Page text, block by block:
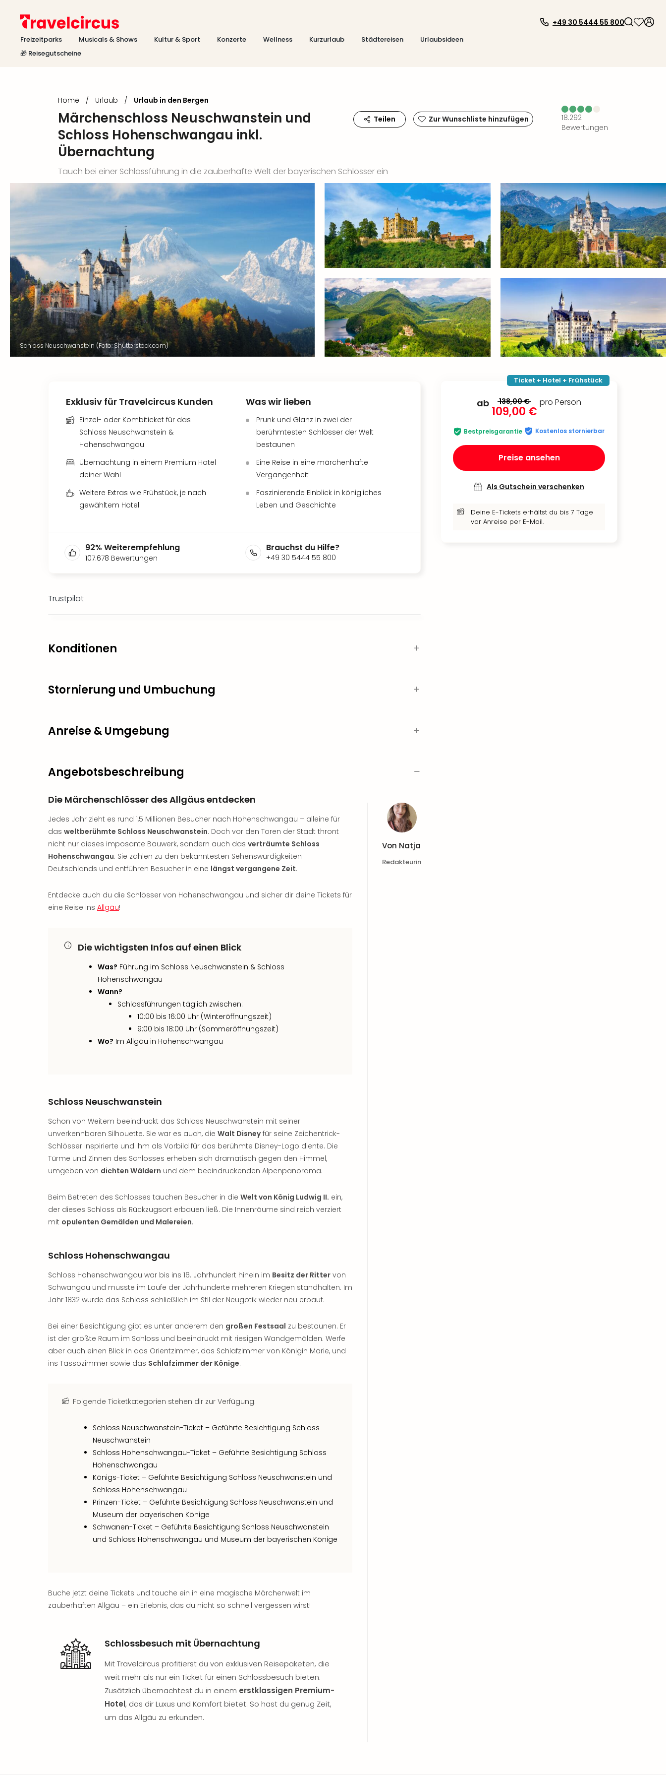
Freizeitparks Musicals & Shows Kultur & Sport Konzerte Wellness Kurzurlaub Städtereisen
Urlaubsideen
🎁 Reisegutscheine
+49 30 5444 55 800
Home / Urlaub / Urlaub in den Bergen
Märchenschloss Neuschwanstein und
Schloss Hohenschwangau inkl.
Übernachtung
Teilen Zur Wunschliste hinzufügen
18.292
Bewertungen
Tauch bei einer Schlossführung in die zauberhafte Welt der bayerischen Schlösser ein
Schloss Neuschwanstein (Foto: Shutterstock.com)
Ticket + Hotel + Frühstück
ab 138,00 €
109,00 €
pro Person
Bestpreisgarantie Kostenlos stornierbar
Preise ansehen
Als Gutschein verschenken
Deine E-Tickets erhältst du bis 7 Tage
vor Anreise per E-Mail.
Exklusiv für Travelcircus Kunden
Einzel- oder Kombiticket für das
Schloss Neuschwanstein &
Hohenschwangau
Übernachtung in einem Premium Hotel
deiner Wahl
Weitere Extras wie Frühstück, je nach
gewähltem Hotel
Was wir lieben
Prunk und Glanz in zwei der
berühmtesten Schlösser der Welt
bestaunen
Eine Reise in eine märchenhafte
Vergangenheit
Faszinierende Einblick in königliches
Leben und Geschichte
92% Weiterempfehlung
107.678 Bewertungen
Brauchst du Hilfe?
+49 30 5444 55 800
Trustpilot
Konditionen
Stornierung und Umbuchung
Anreise & Umgebung
Angebotsbeschreibung
Die Märchenschlösser des Allgäus entdecken
Jedes Jahr zieht es rund 1,5 Millionen Besucher nach Hohenschwangau – alleine für
das weltberühmte Schloss Neuschwanstein. Doch vor den Toren der Stadt thront
nicht nur dieses imposante Bauwerk, sondern auch das verträumte Schloss
Hohenschwangau. Sie zählen zu den bekanntesten Sehenswürdigkeiten
Deutschlands und entführen Besucher in eine längst vergangene Zeit.
Entdecke auch du die Schlösser von Hohenschwangau und sicher dir deine Tickets für
eine Reise ins Allgäu!
Die wichtigsten Infos auf einen Blick
Was? Führung im Schloss Neuschwanstein & Schloss
Hohenschwangau
Wann?
Schlossführungen täglich zwischen:
10:00 bis 16:00 Uhr (Winteröffnungszeit)
9:00 bis 18:00 Uhr (Sommeröffnungszeit)
Wo? Im Allgäu in Hohenschwangau
Schloss Neuschwanstein
Schon von Weitem beeindruckt das Schloss Neuschwanstein mit seiner
unverkennbaren Silhouette. Sie war es auch, die Walt Disneyfür seine Zeichentrick-
Schlösser inspirierte und ihm als Vorbild für das berühmte Disney-Logo diente. Die
Türme und Zinnen des Schlosses erheben sich dramatisch gegen den Himmel,
umgeben von dichten Wäldern und dem beeindruckenden Alpenpanorama.
Beim Betreten des Schlosses tauchen Besucher in die Welt von König Ludwig II. ein,
der dieses Schloss als Rückzugsort erbauen ließ. Die Innenräume sind reich verziert
mit opulenten Gemälden und Malereien.
Schloss Hohenschwangau
Schloss Hohenschwangau war bis ins 16. Jahrhundert hinein im Besitz der Ritter von
Schwangau und musste im Laufe der Jahrhunderte mehreren Kriegen standhalten. Im
Jahr 1832 wurde das Schloss schließlich im Stil der Neugotik wieder neu erbaut.
Bei einer Besichtigung gibt es unter anderem den großen Festsaal zu bestaunen. Er
ist der größte Raum im Schloss und beeindruckt mit riesigen Wandgemälden. Werfe
aber auch einen Blick in das Orientzimmer, das Schlafzimmer von Königin Marie, und
ins Tassozimmer sowie das Schlafzimmer der Könige.
Folgende Ticketkategorien stehen dir zur Verfügung:
Schloss Neuschwanstein-Ticket – Geführte Besichtigung Schloss
Neuschwanstein
Schloss Hohenschwangau-Ticket – Geführte Besichtigung Schloss
Hohenschwangau
Königs-Ticket – Geführte Besichtigung Schloss Neuschwanstein und
Schloss Hohenschwangau
Prinzen-Ticket – Geführte Besichtigung Schloss Neuschwanstein und
Museum der bayerischen Könige
Schwanen-Ticket – Geführte Besichtigung Schloss Neuschwanstein
und Schloss Hohenschwangau und Museum der bayerischen Könige
Buche jetzt deine Tickets und tauche ein in eine magische Märchenwelt im
zauberhaften Allgäu – ein Erlebnis, das du nicht so schnell vergessen wirst!
Schlossbesuch mit Übernachtung
Mit Travelcircus profitierst du von exklusiven Reisepaketen, die
weit mehr als nur ein Ticket für einen Schlossbesuch bieten.
Zusätzlich übernachtest du in einem erstklassigen Premium-
Hotel, das dir Luxus und Komfort bietet. So hast du genug Zeit,
um das Allgäu zu erkunden.
Von Natja
Redakteurin